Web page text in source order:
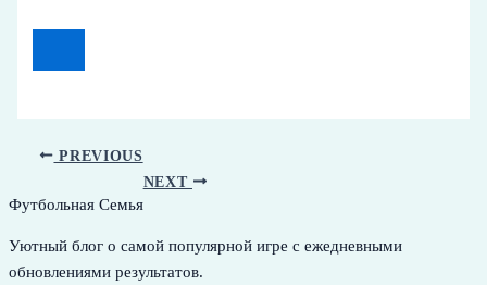
PREVIOUS
NEXT
Футбольная Семья
Уютный блог о самой популярной игре с ежедневными
обновлениями результатов.